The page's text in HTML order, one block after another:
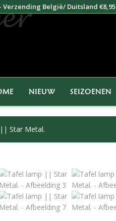
Verzending België/ Duitsland €8,95
NIEUW SEIZOENEN
Star Metal.